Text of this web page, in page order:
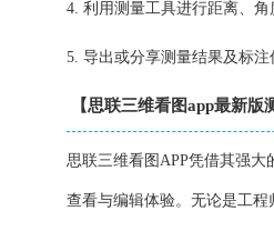
4. 利用测量工具进行距离、角
5. 导出或分享测量结果及标注
【思联三维看图app最新版
思联三维看图APP凭借其强
查看与编辑体验。无论是工程